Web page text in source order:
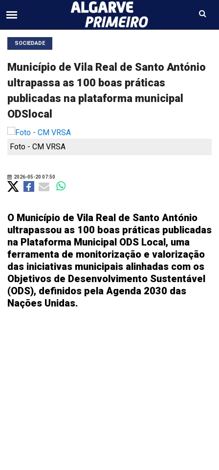
SOCIEDADE
Município de Vila Real de Santo António
ultrapassa as 100 boas práticas
publicadas na plataforma municipal
ODSlocal
Foto - CM VRSA
2026-05-20 07:50
O Município de Vila Real de Santo António
ultrapassou as 100 boas práticas publicadas
na Plataforma Municipal ODS Local, uma
ferramenta de monitorização e valorização
das iniciativas municipais alinhadas com os
Objetivos de Desenvolvimento Sustentável
(ODS), definidos pela Agenda 2030 das
Nações Unidas.